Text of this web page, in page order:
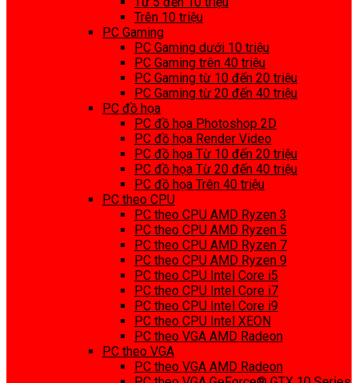
Trên 10 triệu
PC Gaming
PC Gaming dưới 10 triệu
PC Gaming trên 40 triệu
PC Gaming từ 10 đến 20 triệu
PC Gaming từ 20 đến 40 triệu
PC đồ họa
PC đồ họa Photoshop 2D
PC đồ họa Render Video
PC đồ họa Từ 10 đến 20 triệu
PC đồ họa Từ 20 đến 40 triệu
PC đồ họa Trên 40 triệu
PC theo CPU
PC theo CPU AMD Ryzen 3
PC theo CPU AMD Ryzen 5
PC theo CPU AMD Ryzen 7
PC theo CPU AMD Ryzen 9
PC theo CPU Intel Core i5
PC theo CPU Intel Core i7
PC theo CPU Intel Core i9
PC theo CPU Intel XEON
PC theo VGA AMD Radeon
PC theo VGA
PC theo VGA AMD Radeon